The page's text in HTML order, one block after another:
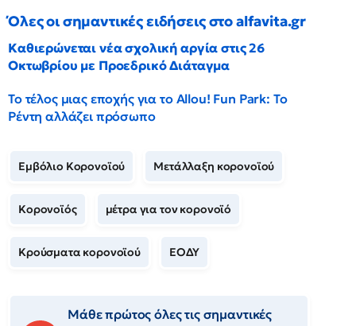
Όλες οι σημαντικές ειδήσεις στο alfavita.gr
Καθιερώνεται νέα σχολική αργία στις 26
Οκτωβρίου με Προεδρικό Διάταγμα
Το τέλος μιας εποχής για το Allou! Fun Park: Το
Ρέντη αλλάζει πρόσωπο
Εμβόλιο Κορονοϊού Μετάλλαξη κορονοϊού
Κορονοϊός μέτρα για τον κορονοϊό
Κρούσματα κορονοϊού ΕΟΔΥ
Μάθε πρώτος όλες τις σημαντικές